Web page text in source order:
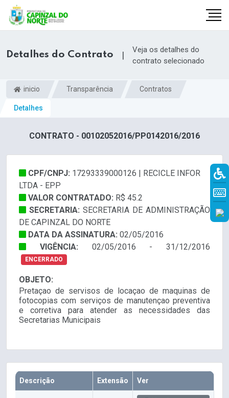
Detalhes do Contrato |
Veja os detalhes do
contrato selecionado
inicio Transparência Contratos
Detalhes
CONTRATO - 00102052016/PP0142016/2016
CPF/CNPJ: 17293339000126 | RECICLE INFOR
LTDA - EPP
VALOR CONTRATADO: R$ 45.2
SECRETARIA: SECRETARIA DE ADMINISTRAÇÃO
DE CAPINZAL DO NORTE
DATA DA ASSINATURA: 02/05/2016
VIGÊNCIA: 02/05/2016 - 31/12/2016
ENCERRADO
OBJETO:
Pretaçao de servisos de locaçao de maquinas de
fotocopias com serviços de manutençao preventiva
e corretiva para atender as necessidades das
Secretarias Municipais
Descrição Extensão Ver